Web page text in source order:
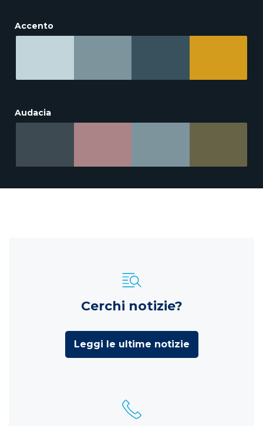
Accento
Audacia
Cerchi notizie?
Leggi le ultime notizie